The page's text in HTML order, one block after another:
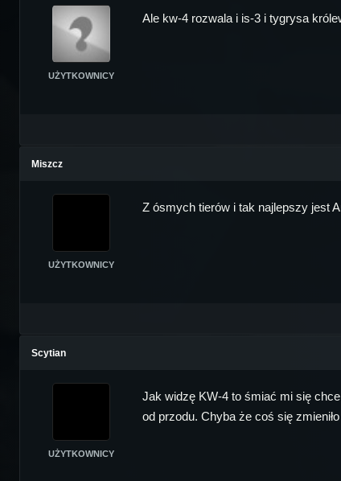
UŻYTKOWNICY
Ale kw-4 rozwala i is-3 i tygrysa
Miszcz
UŻYTKOWNICY
Z ósmych tierów i tak najlepszy jest
Scytian
UŻYTKOWNICY
Jak widzę KW-4 to śmiać mi się
od przodu. Chyba że coś się